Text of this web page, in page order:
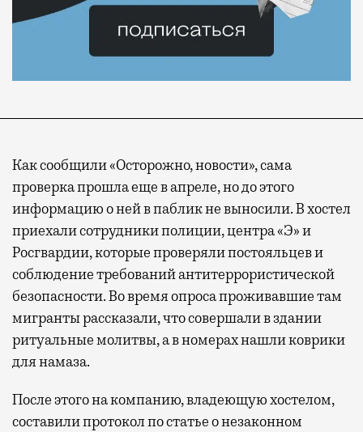
Как сообщили «Осторожно, новости», сама
проверка прошла еще в апреле, но до этого
информацию о ней в паблик не выносили. В хостел
приехали сотрудники полиции, центра «Э» и
Росгвардии, которые проверяли постояльцев и
соблюдение требований антитеррористической
безопасности. Во время опроса проживавшие там
мигранты рассказали, что совершали в здании
ритуальные молитвы, а в номерах нашли коврики
для намаза.
После этого на компанию, владеющую хостелом,
составили протокол по статье о незаконном